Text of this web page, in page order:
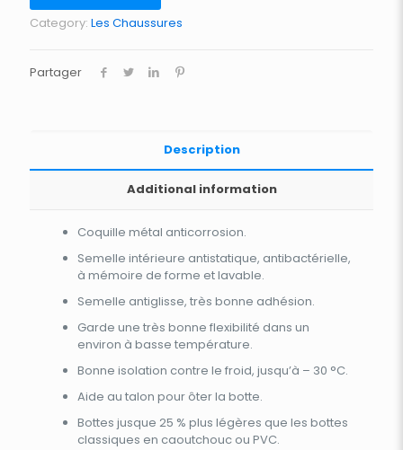
Category: Les Chaussures
Partager
Description
Additional information
Coquille métal anticorrosion.
Semelle intérieure antistatique, antibactérielle,
à mémoire de forme et lavable.
Semelle antiglisse, très bonne adhésion.
Garde une très bonne flexibilité dans un
environ à basse température.
Bonne isolation contre le froid, jusqu’à – 30 °C.
Aide au talon pour ôter la botte.
Bottes jusque 25 % plus légères que les bottes
classiques en caoutchouc ou PVC.